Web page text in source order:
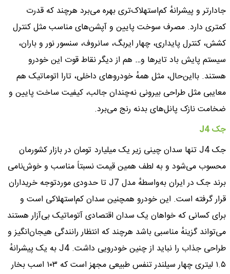
جادارتر و پیشرانهٔ کم‌استهلاک‌تری بهره می‌برد هرچند که قدرت
کمتری دارد. مصرف سوخت پایین و آپشن‌های مناسب مثل کنترل
کشش، کنترل پایداری، چهار ایربگ، سانروف، سنسور نور و باران،
سیستم پایش باد تایرها و… هم از دیگر نقاط قوت این خودرو
هستند. بااین‌حال، مثل همهٔ خودروهای داخلی، تارا اتوماتیک هم
معایبی مثل طراحی بیرونی نه‌چندان جالب، کیفیت ساخت پایین و
ضخامت نازک پانل‌های بدنه رنج می‌برد.
جک J4
جک J4 تنها سدان چینی زیر یک میلیارد تومان در بازار کشورمان
محسوب می‌شود و به لطف همین قیمت نسبتاً مناسب و خوش‌نامی
برند جک در ایران به‌واسطهٔ مدل J7 تا حدودی موردتوجه خریداران
قرار گرفته است. این خودرو همچنین سدان کم‌استهلاکی است و
برای کسانی که خواهان یک سدان اقتصادی آتوماتیک بی‌آزار هستند
می‌تواند گزینهٔ مناسبی باشد هرچند که انتظار رانندگی هیجان‌انگیز و
طراحی جذاب را نباید از چنین خودرویی داشت. J4 به یک پیشرانهٔ
۱.۵ لیتری چهار سیلندر تنفس طبیعی مجهز است که ۱۰۳ اسب بخار